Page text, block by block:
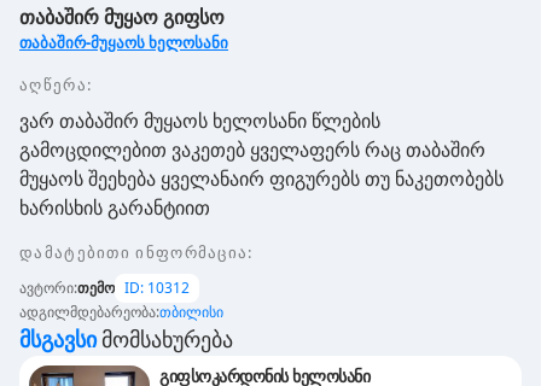
თაბაშირ მუყაო გიფსო
თაბაშირ-მუყაოს ხელოსანი
აღწერა:
ვარ თაბაშირ მუყაოს ხელოსანი წლების
გამოცდილებით ვაკეთებ ყველაფერს რაც თაბაშირ
მუყაოს შეეხება ყველანაირ ფიგურებს თუ ნაკეთობებს
ხარისხის გარანტიით
დამატებითი ინფორმაცია:
ავტორი:თემო ID: 10312
ადგილმდებარეობა:თბილისი
Მსგავსი Მომსახურება
გიფსოკარდონის ხელოსანი